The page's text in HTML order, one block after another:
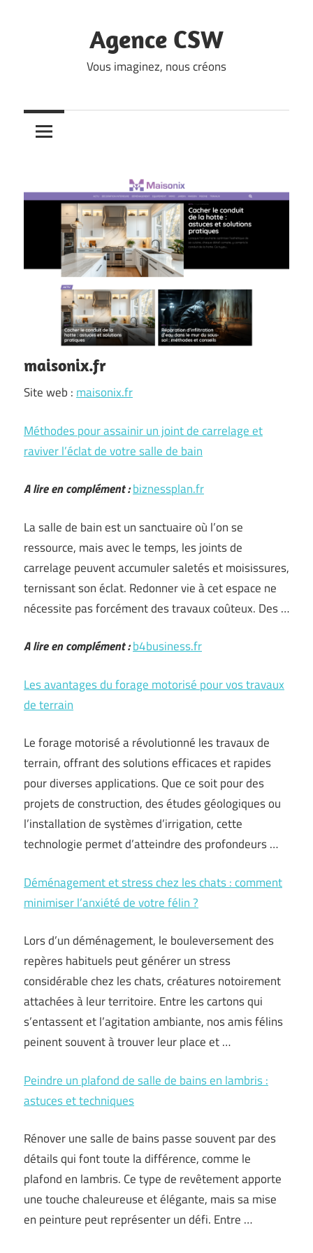
Agence CSW
Vous imaginez, nous créons
maisonix.fr
Site web : maisonix.fr
Méthodes pour assainir un joint de carrelage et
raviver l’éclat de votre salle de bain
A lire en complément :biznessplan.fr
La salle de bain est un sanctuaire où l’on se
ressource, mais avec le temps, les joints de
carrelage peuvent accumuler saletés et moisissures,
ternissant son éclat. Redonner vie à cet espace ne
nécessite pas forcément des travaux coûteux. Des …
A lire en complément :b4business.fr
Les avantages du forage motorisé pour vos travaux
de terrain
Le forage motorisé a révolutionné les travaux de
terrain, offrant des solutions efficaces et rapides
pour diverses applications. Que ce soit pour des
projets de construction, des études géologiques ou
l’installation de systèmes d’irrigation, cette
technologie permet d’atteindre des profondeurs …
Déménagement et stress chez les chats : comment
minimiser l’anxiété de votre félin ?
Lors d’un déménagement, le bouleversement des
repères habituels peut générer un stress
considérable chez les chats, créatures notoirement
attachées à leur territoire. Entre les cartons qui
s’entassent et l’agitation ambiante, nos amis félins
peinent souvent à trouver leur place et …
Peindre un plafond de salle de bains en lambris :
astuces et techniques
Rénover une salle de bains passe souvent par des
détails qui font toute la différence, comme le
plafond en lambris. Ce type de revêtement apporte
une touche chaleureuse et élégante, mais sa mise
en peinture peut représenter un défi. Entre …